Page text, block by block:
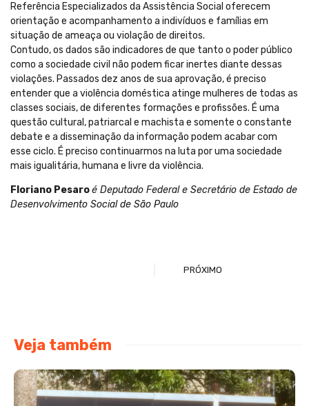
Referência Especializados da Assistência Social oferecem
orientação e acompanhamento a indivíduos e famílias em
situação de ameaça ou violação de direitos.
Contudo, os dados são indicadores de que tanto o poder público
como a sociedade civil não podem ficar inertes diante dessas
violações. Passados dez anos de sua aprovação, é preciso
entender que a violência doméstica atinge mulheres de todas as
classes sociais, de diferentes formações e profissões. É uma
questão cultural, patriarcal e machista e somente o constante
debate e a disseminação da informação podem acabar com
esse ciclo. É preciso continuarmos na luta por uma sociedade
mais igualitária, humana e livre da violência.
Floriano Pesaroé Deputado Federal e Secretário de Estado de
Desenvolvimento Social de São Paulo
PRÓXIMO
Veja também